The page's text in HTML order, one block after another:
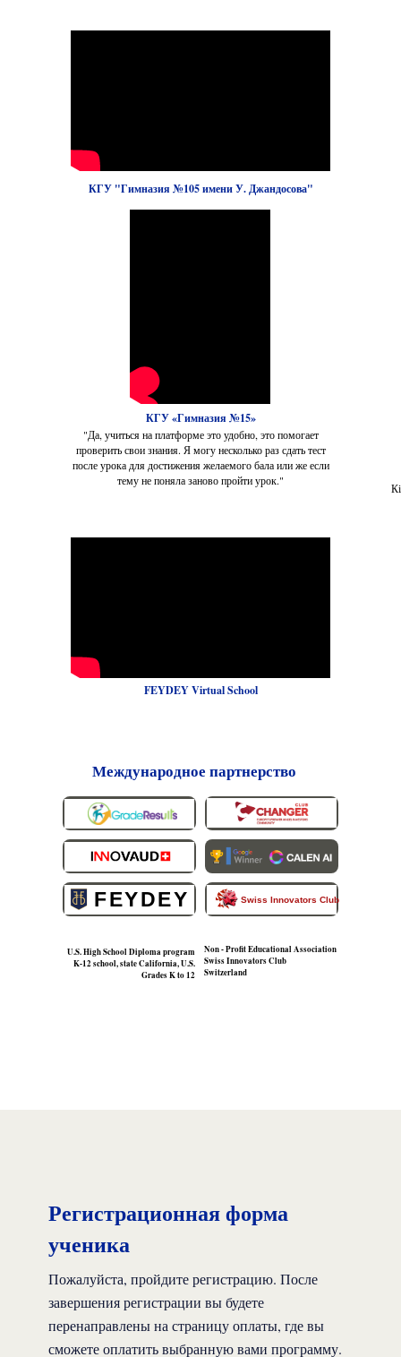
КГУ «Гимназия №15»
"Да, учиться на платформе это удобно, это помогает
проверить свои знания. Я могу несколько раз сдать тест
после урока для достижения желаемого бала или же если
тему не поняла заново пройти урок."
FEYDEY Virtual School
КГУ "Гимназия №105 имени У. Джандосова"
FEYDEY Swiss Innovators Club
Международное партнерство
Non - Profit Educational Association
Swiss Innovators Club
Switzerland
U.S. High School Diploma program
K-12 school, state California, U.S.
Grades K to 12
Регистрационная форма
ученика
Пожалуйста, пройдите регистрацию. После
завершения регистрации вы будете
перенаправлены на страницу оплаты, где вы
сможете оплатить выбранную вами программу.